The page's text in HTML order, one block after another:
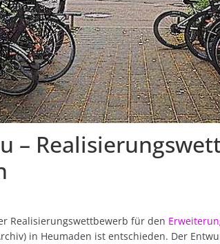
–
Realisierungswettbewerb für den
in Heumaden ist entschieden. Der